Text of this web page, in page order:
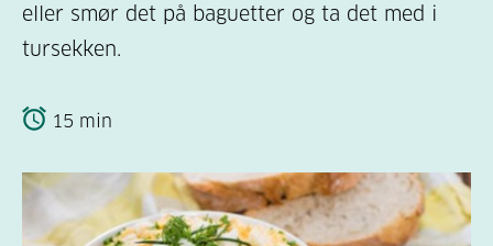
eller smør det på baguetter og ta det med i
tursekken.
15 min